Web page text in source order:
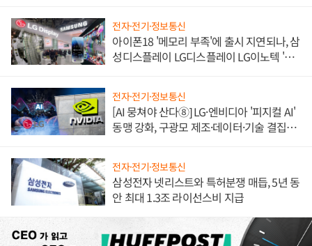
전자·전기·정보통신
아이폰18 '메모리 부족'에 출시 지연되나, 삼
성디스플레이 LG디스플레이 LG이노텍 '탈
전자·전기·정보통신
[AI 뭉쳐야 산다⑧] LG·엔비디아 '피지컬 AI'
동맹 강화, 구광모 제조·데이터·기술 결집
전자·전기·정보통신
삼성전자 넷리스트와 특허분쟁 매듭, 5년 동
안 최대 1.3조 라이선스비 지급